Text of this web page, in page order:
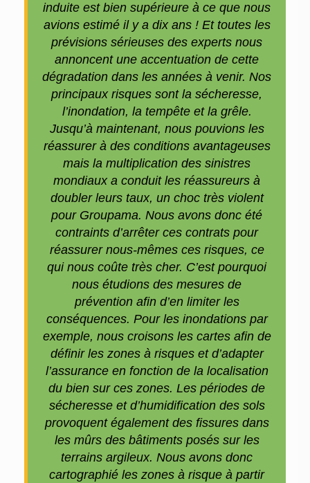
induite est bien supérieure à ce que nous
avions estimé il y a dix ans ! Et toutes les
prévisions sérieuses des experts nous
annoncent une accentuation de cette
dégradation dans les années à venir. Nos
principaux risques sont la sécheresse,
l’inondation, la tempête et la grêle.
Jusqu’à maintenant, nous pouvions les
réassurer à des conditions avantageuses
mais la multiplication des sinistres
mondiaux a conduit les réassureurs à
doubler leurs taux, un choc très violent
pour Groupama. Nous avons donc été
contraints d’arrêter ces contrats pour
réassurer nous-mêmes ces risques, ce
qui nous coûte très cher. C’est pourquoi
nous étudions des mesures de
prévention afin d’en limiter les
conséquences. Pour les inondations par
exemple, nous croisons les cartes afin de
définir les zones à risques et d’adapter
l’assurance en fonction de la localisation
du bien sur ces zones. Les périodes de
sécheresse et d’humidification des sols
provoquent également des fissures dans
les mûrs des bâtiments posés sur les
terrains argileux. Nous avons donc
cartographié les zones à risque à partir